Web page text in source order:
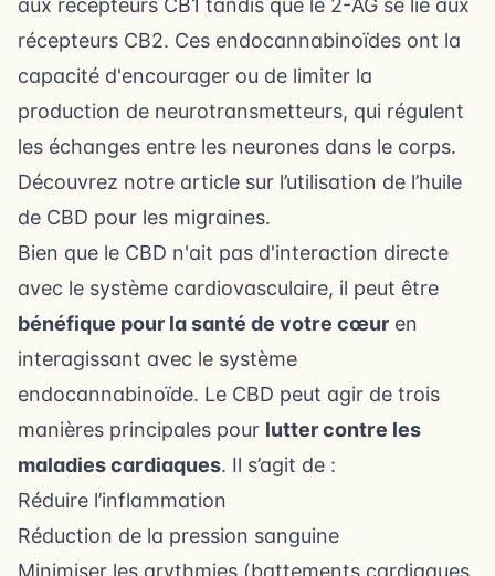
aux récepteurs CB1 tandis que le 2-AG se lie aux
récepteurs CB2. Ces endocannabinoïdes ont la
capacité d'encourager ou de limiter la
production de neurotransmetteurs, qui régulent
les échanges entre les neurones dans le corps.
Découvrez notre article sur l’utilisation de l’huile
de CBD pour les migraines.
Bien que le CBD n'ait pas d'interaction directe
avec le système cardiovasculaire, il peut être
bénéfique pour la santé de votre cœur en
interagissant avec le système
endocannabinoïde. Le CBD peut agir de trois
manières principales pour lutter contre les
maladies cardiaques. Il s’agit de :
Réduire l’inflammation
Réduction de la pression sanguine
Minimiser les arythmies (battements cardiaques